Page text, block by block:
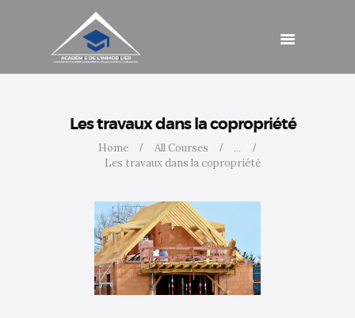
Les travaux dans la copropriété
Home All Courses
...
Les travaux dans la copropriété
Catalogue de
formations
Agenda
Cotisations
Accès